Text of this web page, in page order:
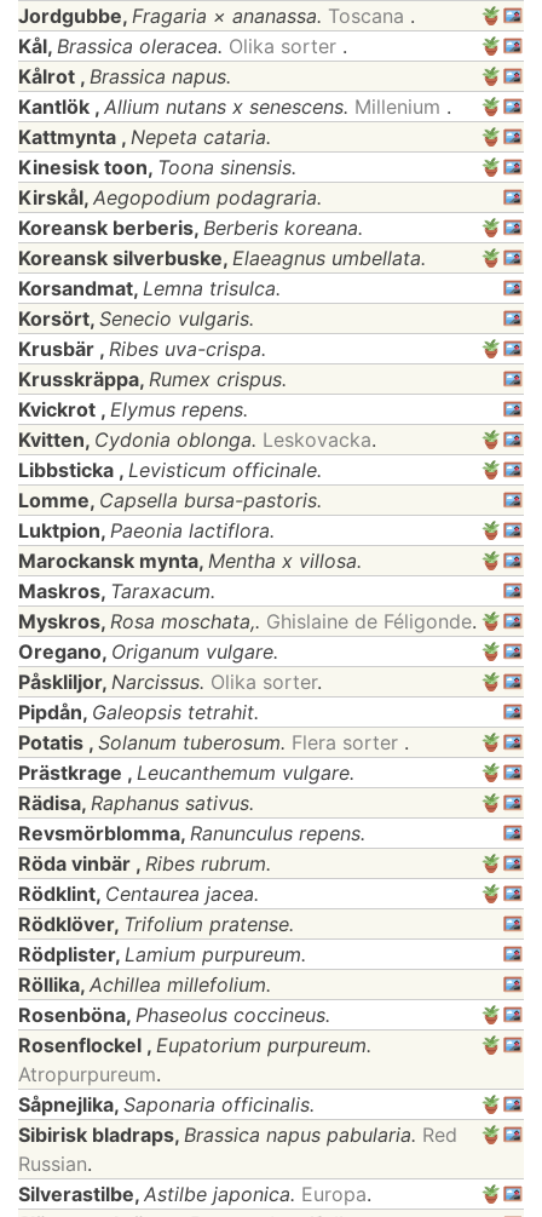
Jordgubbe, Fragaria × ananassa. Toscana .
Kål, Brassica oleracea. Olika sorter .
Kålrot , Brassica napus.
Kantlök , Allium nutans x senescens. Millenium .
Kattmynta , Nepeta cataria.
Kinesisk toon, Toona sinensis.
Kirskål, Aegopodium podagraria.
Koreansk berberis, Berberis koreana.
Koreansk silverbuske, Elaeagnus umbellata.
Korsandmat, Lemna trisulca.
Korsört, Senecio vulgaris.
Krusbär , Ribes uva-crispa.
Krusskräppa, Rumex crispus.
Kvickrot , Elymus repens.
Kvitten, Cydonia oblonga. Leskovacka.
Libbsticka , Levisticum officinale.
Lomme, Capsella bursa-pastoris.
Luktpion, Paeonia lactiflora.
Marockansk mynta, Mentha x villosa.
Maskros, Taraxacum.
Myskros, Rosa moschata,. Ghislaine de Féligonde.
Oregano, Origanum vulgare.
Påskliljor, Narcissus. Olika sorter.
Pipdån, Galeopsis tetrahit.
Potatis , Solanum tuberosum. Flera sorter .
Prästkrage , Leucanthemum vulgare.
Rädisa, Raphanus sativus.
Revsmörblomma, Ranunculus repens.
Röda vinbär , Ribes rubrum.
Rödklint, Centaurea jacea.
Rödklöver, Trifolium pratense.
Rödplister, Lamium purpureum.
Röllika, Achillea millefolium.
Rosenböna, Phaseolus coccineus.
Rosenflockel , Eupatorium purpureum.
Atropurpureum.
Såpnejlika, Saponaria officinalis.
Sibirisk bladraps, Brassica napus pabularia. Red
Russian.
Silverastilbe, Astilbe japonica. Europa.